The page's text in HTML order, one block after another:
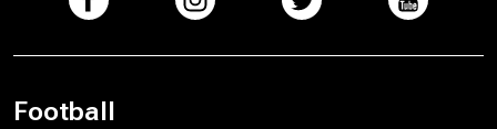
Football